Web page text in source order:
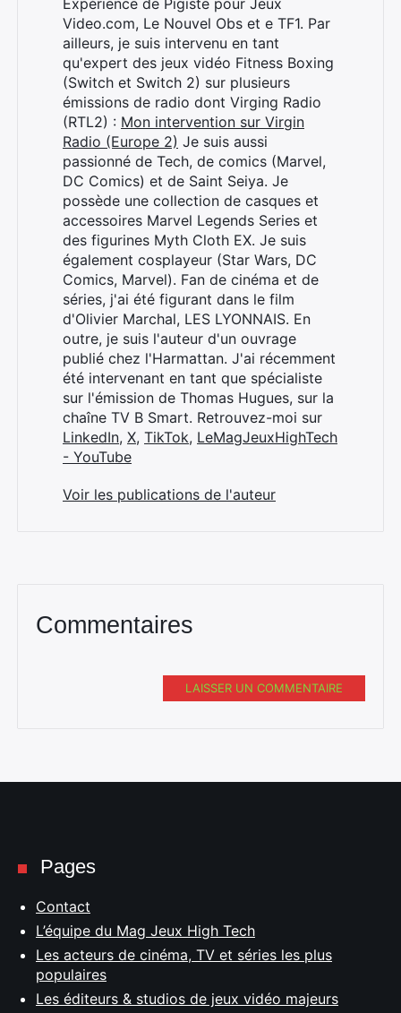
Expérience de Pigiste pour Jeux
Video.com, Le Nouvel Obs et e TF1. Par
ailleurs, je suis intervenu en tant
qu'expert des jeux vidéo Fitness Boxing
(Switch et Switch 2) sur plusieurs
émissions de radio dont Virging Radio
(RTL2) : Mon intervention sur Virgin
Radio (Europe 2) Je suis aussi
passionné de Tech, de comics (Marvel,
DC Comics) et de Saint Seiya. Je
possède une collection de casques et
accessoires Marvel Legends Series et
des figurines Myth Cloth EX. Je suis
également cosplayeur (Star Wars, DC
Comics, Marvel). Fan de cinéma et de
séries, j'ai été figurant dans le film
d'Olivier Marchal, LES LYONNAIS. En
outre, je suis l'auteur d'un ouvrage
publié chez l'Harmattan. J'ai récemment
été intervenant en tant que spécialiste
sur l'émission de Thomas Hugues, sur la
chaîne TV B Smart. Retrouvez-moi sur
LinkedIn, X, TikTok, LeMagJeuxHighTech
- YouTube
Voir les publications de l'auteur
Commentaires
LAISSER UN COMMENTAIRE
Pages
Contact
L’équipe du Mag Jeux High Tech
Les acteurs de cinéma, TV et séries les plus
populaires
Les éditeurs & studios de jeux vidéo majeurs
Rechercher
: